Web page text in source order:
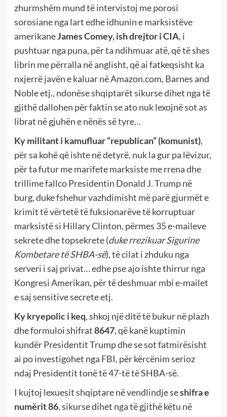
zhurmshëm mund të intervistoj me porosi
sorosiane nga lart edhe idhunin e marksistëve
amerikaneJames Comey, ish drejtor i CIA, i
pushtuar nga puna, për ta ndihmuar atë, që të shes
librin me përralla në anglisht, që ai fatkeqsisht ka
nxjerrë javën e kaluar në Amazon.com, Barnes and
Noble etj., ndonëse shqiptarët sikurse dihet nga të
gjithë dallohen për faktin se ato nuk lexojnë sot as
librat në gjuhën e nënës së tyre…
Ky militant i kamufluar “republican” (komunist),
për sa kohë që ishte në detyrë, nuk la gur pa lëvizur,
për ta futur me marifete marksiste me rrena dhe
trillime fallco Presidentin Donald J. Trump në
burg, duke fshehur vazhdimisht më parë gjurmët e
krimit të vërtetë të fuksionarëve të korruptuar
marksistë si Hillary Clinton, përmes 35 e-maileve
sekrete dhe topsekrete (duke rrezikuar Sigurine
Kombetare të SHBA-së), të cilat i zhduku nga
serveri i saj privat… edhe pse ajo ishte thirrur nga
Kongresi Amerikan, për të deshmuar mbi e-mailet
e saj sensitive secrete etj.
Ky kryepolic i keq, shkoj një ditë të bukur në plazh
dhe formuloi shifrat8647, që kanë kuptimin
kundër Presidentit Trump dhe se sot fatmirësisht
ai po investigohet nga FBI, për kërcënim serioz
ndaj Presidentit tonë të 47-të të SHBA-së.
I kujtoj lexuesit shqiptare në vendlindje seshifra e
numërit 86, sikurse dihet nga të gjithë këtu në